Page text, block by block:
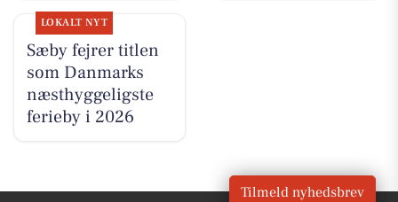
LOKALT NYT
Sæby fejrer titlen
som Danmarks
næsthyggeligste
ferieby i 2026
Tilmeld nyhedsbrev